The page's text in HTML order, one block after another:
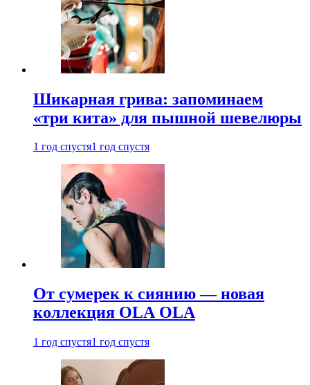
Шикарная грива: запоминаем
«три кита» для пышной шевелюры
1 год спустя1 год спустя
От сумерек к сиянию — новая
коллекция OLA OLA
1 год спустя1 год спустя